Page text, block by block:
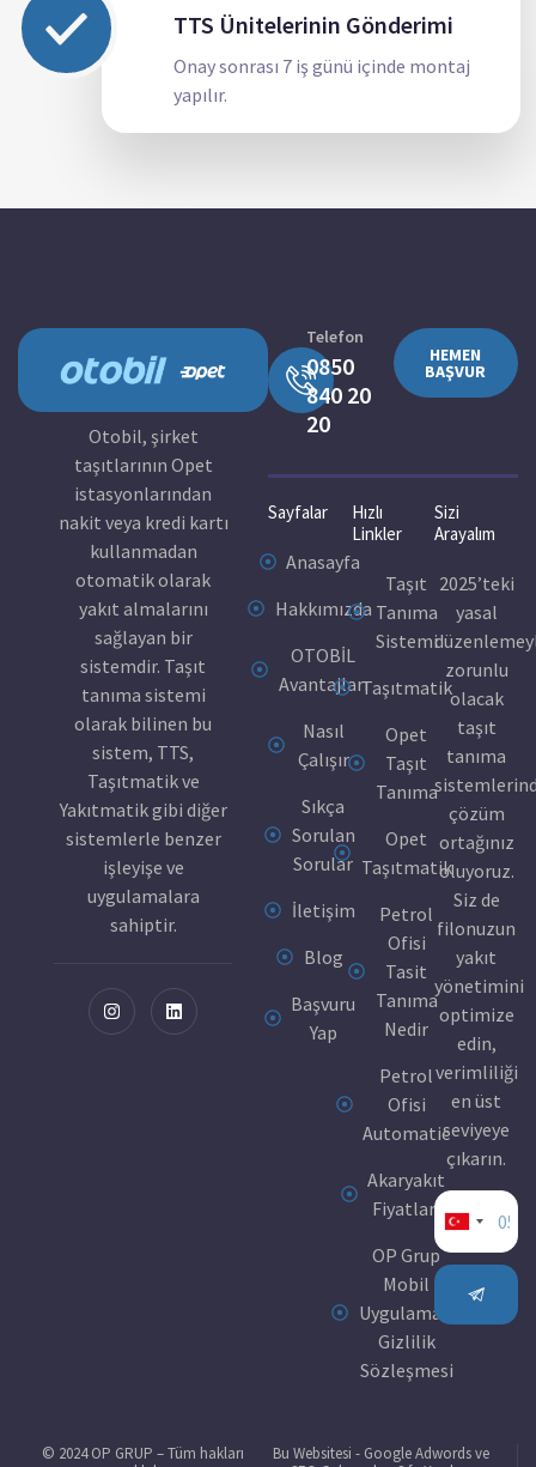
TTS Ünitelerinin Gönderimi
Onay sonrası 7 iş günü içinde montaj
yapılır.
Otobil, şirket
taşıtlarının Opet
istasyonlarından
nakit veya kredi kartı
kullanmadan
otomatik olarak
yakıt almalarını
sağlayan bir
sistemdir. Taşıt
tanıma sistemi
olarak bilinen bu
sistem, TTS,
Taşıtmatik ve
Yakıtmatik gibi diğer
sistemlerle benzer
işleyişe ve
uygulamalara
sahiptir.
Telefon
0850
840 20
20
HEMEN
BAŞVUR
Sayfalar
Anasayfa
Hakkımızda
OTOBİL
Avantajları
Nasıl
Çalışır
Sıkça
Sorulan
Sorular
İletişim
Blog
Başvuru
Yap
Hızlı
Linkler
Taşıt
Tanıma
Sistemi
Taşıtmatik
Opet
Taşıt
Tanıma
Opet
Taşıtmatik
Petrol
Ofisi
Tasit
Tanıma
Nedir
Petrol
Ofisi
Automatic
Akaryakıt
Fiyatları
OP Grup
Mobil
Uygulaması
Gizlilik
Sözleşmesi
Sizi
Arayalım
2025’teki
yasal
zorunlu
olacak
taşıt
tanıma
çözüm
ortağınız
oluyoruz.
Siz de
filonuzun
yakıt
yönetimini
optimize
edin,
verimliliği
en üst
seviyeye
çıkarın.
Turkey
+90
© 2024 OP GRUP – Tüm hakları
Bu Websitesi - Google Adwords ve